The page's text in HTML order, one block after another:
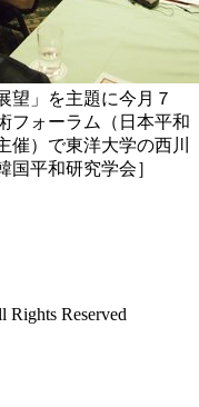
望」を主題に今月７
フォーラム（日本平和
）で東洋大学の西川
平和研究学会］
Reserved